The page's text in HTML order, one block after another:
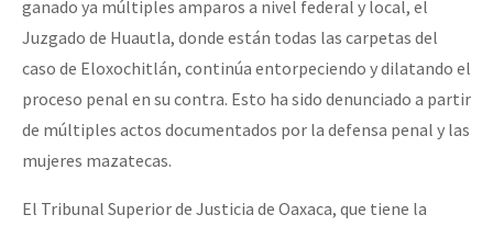
ganado ya múltiples amparos a nivel federal y local, el
Juzgado de Huautla, donde están todas las carpetas del
caso de Eloxochitlán, continúa entorpeciendo y dilatando el
proceso penal en su contra. Esto ha sido denunciado a partir
de múltiples actos documentados por la defensa penal y las
mujeres mazatecas.
El Tribunal Superior de Justicia de Oaxaca, que tiene la